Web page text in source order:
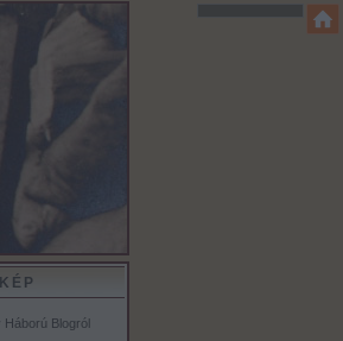
Blogról